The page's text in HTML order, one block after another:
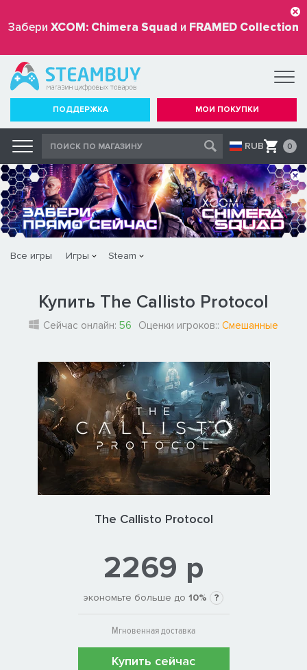
Забери XCOM: Chimera Squad и FRAMED Collection
бесплатно
ПОДДЕРЖКА МОИ ПОКУПКИ
RUB 0
Все игры Игры Steam
Купить The Callisto Protocol
Сейчас онлайн: 56 Оценки игроков:: Смешанные
The Callisto Protocol
2269 р
экономьте больше до 10% ?
Мгновенная доставка
Купить сейчас